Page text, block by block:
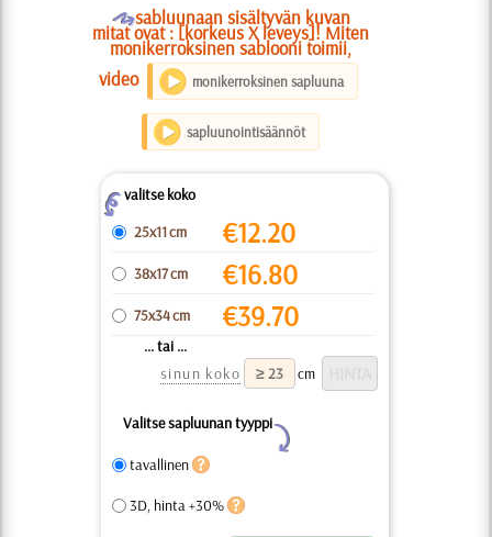
Osabluunaan sisältyvän kuvan
mitat ovat : [korkeus X leveys]! Miten
monikerroksinen sablooni toimii,
video
monikerroksinen sapluuna
sapluunointisäännöt
Zvalitse koko
25x11 cm
€12.20
38x17 cm €16.80
75x34 cm €39.70
... tai ...
sinun koko
cm
Valitse sapluunan tyyppi
Y
tavallinen
3D, hinta +30%